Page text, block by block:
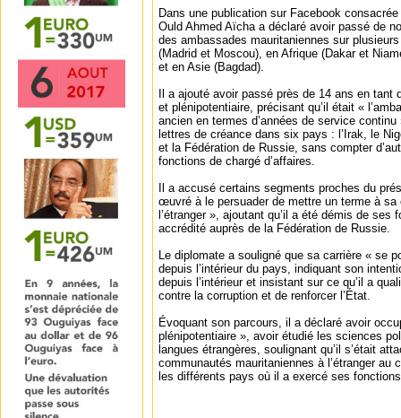
Dans une publication sur Facebook
Ould Ahmed Aïcha a déclaré avoir passé de
des ambassades mauritaniennes sur
(Madrid et Moscou), en Afrique (Dakar et
et en Asie (Bagdad).
Il a ajouté avoir passé près de 14 ans en tant
et plénipotentiaire, précisant qu’il était «
ancien en termes d’années de service
lettres de créance dans six pays : l’Irak, le
et la Fédération de Russie, sans compter
fonctions de chargé d’affaires.
Il a accusé certains segments proches du
œuvré à le persuader de mettre un terme à sa
l’étranger », ajoutant qu’il a été démis de ses
accrédité auprès de la Fédération de Russie.
Le diplomate a souligné que sa carrière « se
depuis l’intérieur du pays, indiquant son
depuis l’intérieur et insistant sur ce qu’il a
contre la corruption et de renforcer l’État.
Évoquant son parcours, il a déclaré avoir
plénipotentiaire », avoir étudié les sciences
langues étrangères, soulignant qu’il s’était
communautés mauritaniennes à l’étranger au
les différents pays où il a exercé ses